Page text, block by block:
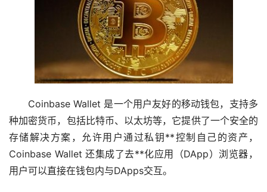
Coinbase Wallet 是一个用户友好的移动钱包，支持多
种加密货币，包括比特币、 以太坊等，它提供了一个安全的
存储解决方案，允许用户通过私钥**控制自己的资产，
Coinbase Wallet 还集成了去**化应用（DApp）浏览器，
用户可以直接在钱包内与DApps交互。